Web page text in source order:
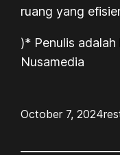
ruang yang
)* Penulis
Nusamedia
October 7, 2024